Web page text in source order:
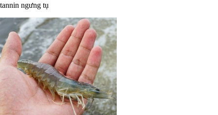
tannin ngưng tụ